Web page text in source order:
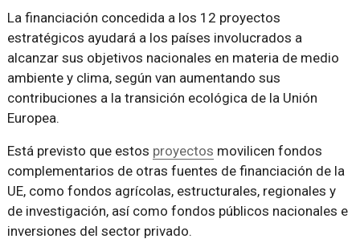
La financiación concedida a los 12 proyectos
estratégicos ayudará a los países involucrados a
alcanzar sus objetivos nacionales en materia de medio
ambiente y clima, según van aumentando sus
contribuciones a la transición ecológica de la Unión
Europea.
Está previsto que estos proyectos movilicen fondos
complementarios de otras fuentes de financiación de la
UE, como fondos agrícolas, estructurales, regionales y
de investigación, así como fondos públicos nacionales e
inversiones del sector privado.